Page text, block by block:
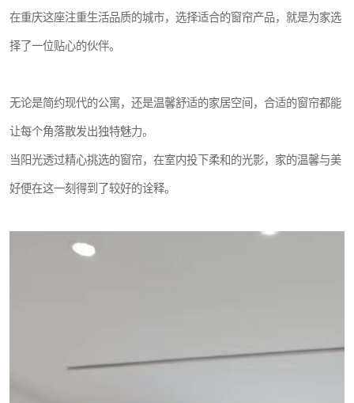
在重庆这座注重生活品质的城市，选择适合的窗帘产品，就是为家选
择了一位贴心的伙伴。
无论是简约现代的公寓，还是温馨舒适的家居空间，合适的窗帘都能
让每个角落散发出独特魅力。
当阳光透过精心挑选的窗帘，在室内投下柔和的光影，家的温馨与美
好便在这一刻得到了较好的诠释。